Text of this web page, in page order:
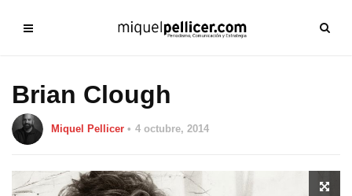
Brian Clough
Miquel Pellicer 4 octubre, 2014